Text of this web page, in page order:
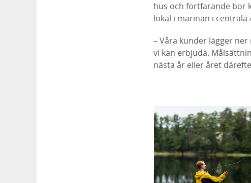
hus och fortfarande bor
lokal i marinan i centrala
– Våra kunder lägger
vi kan erbjuda.
nästa år eller året